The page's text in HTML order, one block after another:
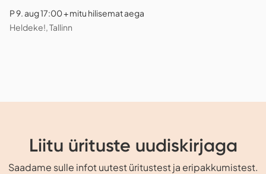
P 9. aug 17:00 + mitu hilisemat aega
Heldeke!, Tallinn
Liitu ürituste uudiskirjaga
Saadame sulle infot uutest üritustest ja eripakkumistest.